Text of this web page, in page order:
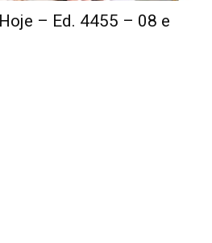
– Ed. 4455 – 08 e